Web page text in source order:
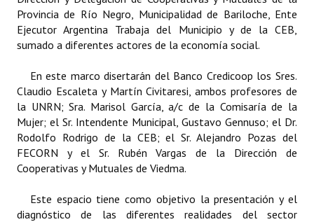
Actas de Audiencias Públicas
Comunicaciones
Declaraciones
Resoluciones
Resoluciones de Presidencia
INSTITUCIONAL
Provincia de Río Negro, Municipalidad de Bariloche, Ente
Ejecutor Argentina Trabaja del Municipio y de la CEB,
sumado a diferentes actores de la economía social.
En este marco disertarán del Banco Credicoop los Sres.
Claudio Escaleta y Martín Civitaresi, ambos profesores de
la UNRN; Sra. Marisol García, a/c de la Comisaría de la
Mujer; el Sr. Intendente Municipal, Gustavo Gennuso; el Dr.
Rodolfo Rodrigo de la CEB; el Sr. Alejandro Pozas del
FECORN y el Sr. Rubén Vargas de la Dirección de
Cooperativas y Mutuales de Viedma.
Este espacio tiene como objetivo la presentación y el
diagnóstico de las diferentes realidades del sector